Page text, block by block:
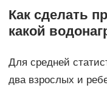
Как сделать
какой
Для средней
два взрослых и